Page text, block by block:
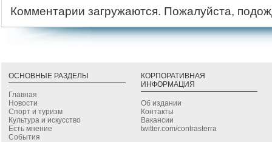
Комментарии загружаются. Пожалуйста,
ОСНОВНЫЕ РАЗДЕЛЫ
Главная
Новости
Спорт и туризм
Культура и искусство
Есть мнение
События
КОРПОРАТИВНАЯ
ИНФОРМАЦИЯ
Об издании
Контакты
Вакансии
twitter.com/contrasterra